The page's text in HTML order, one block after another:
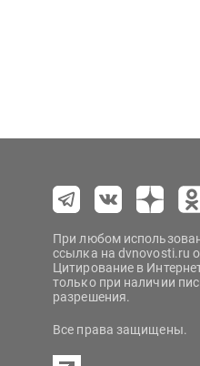
При любом
ссылка на dvnovosti.ru
Цитирование в
только при наличии
разрешения.
Все права защищены.